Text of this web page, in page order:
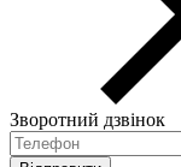
Зворотний дзвінок